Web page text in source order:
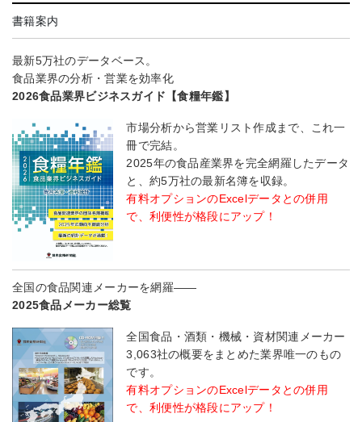
書籍案内
最新5万社のデータベース。
食品業界の分析・営業を効率化
2026食品業界ビジネスガイド【食糧年鑑】
市場分析から営業リスト作成まで、これ一
冊で完結。
2025年の食品産業界を完全網羅したデータ
と、約5万社の最新名簿を収録。
有料オプションのExcelデータとの併用
で、利便性が格段にアップ！
全国の食品関連メーカーを網羅――
2025食品メーカー総覧
全国食品・酒類・機械・資材関連メーカー
3,063社の概要をまとめた業界唯一のもの
です。
有料オプションのExcelデータとの併用
で、利便性が格段にアップ！